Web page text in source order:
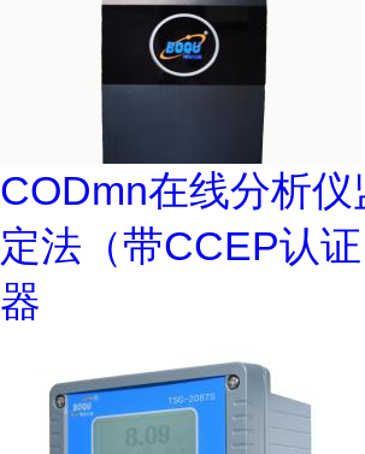
CODmn在线分析仪
定法（带CCEP认
器